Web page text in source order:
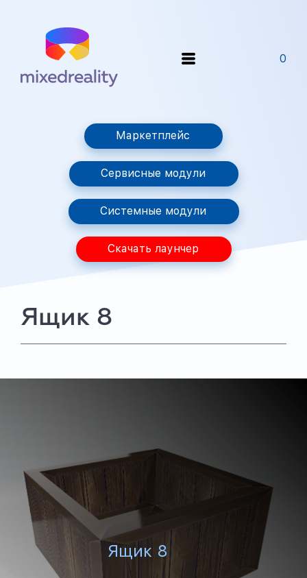
0
Маркетплейс
Сервисные модули
Системные модули
Скачать лаунчер
Ящик 8
Ящик 8